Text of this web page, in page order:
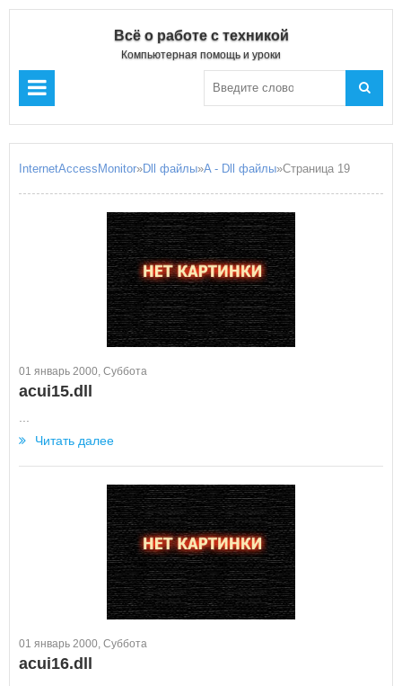
Всё о работе с техникой
Компьютерная помощь и уроки
InternetAccessMonitor»Dll файлы»A - Dll файлы»Страница 19
01 январь 2000, Суббота
acui15.dll
Читать далее
01 январь 2000, Суббота
acui16.dll